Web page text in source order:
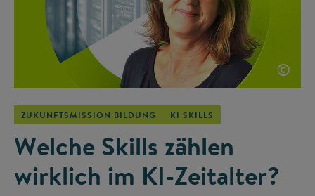
©
ZUKUNFTSMISSION BILDUNG KI SKILLS
Welche Skills zählen
wirklich im KI-Zeitalter?